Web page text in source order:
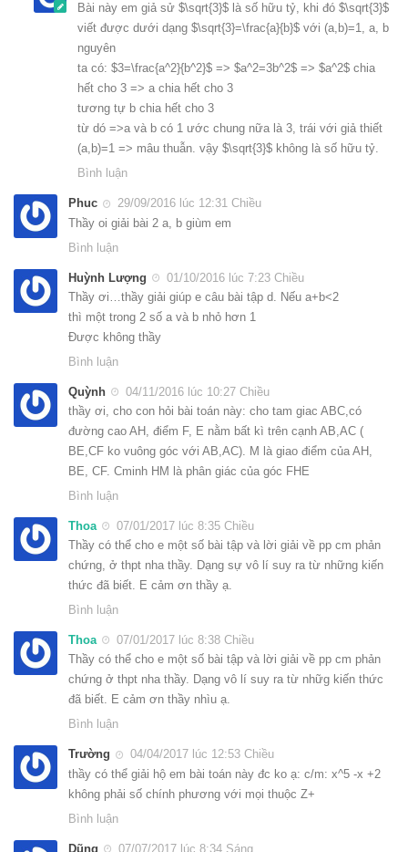
Bài này em giả sử $\sqrt{3}$ là số hữu tỷ, khi đó $\sqrt{3}$
viết được dưới dạng $\sqrt{3}=\frac{a}{b}$ với (a,b)=1, a, b
nguyên
ta có: $3=\frac{a^2}{b^2}$ => $a^2=3b^2$ => $a^2$ chia
hết cho 3 => a chia hết cho 3
tương tự b chia hết cho 3
từ dó =>a và b có 1 ước chung nữa là 3, trái với giả thiết
(a,b)=1 => mâu thuẫn. vậy $\sqrt{3}$ không là số hữu tỷ.
Bình luận
Phuc
29/09/2016 lúc 12:31 Chiều
Thầy oi giải bài 2 a, b giùm em
Bình luận
Huỳnh Lượng
01/10/2016 lúc 7:23 Chiều
Thầy ơi…thầy giải giúp e câu bài tập d. Nếu a+b<2
thì một trong 2 số a và b nhỏ hơn 1
Được không thầy
Bình luận
Quỳnh
04/11/2016 lúc 10:27 Chiều
thầy ơi, cho con hỏi bài toán này: cho tam giac ABC,có
đường cao AH, điểm F, E nằm bất kì trên cạnh AB,AC (
BE,CF ko vuông góc với AB,AC). M là giao điểm của AH,
BE, CF. Cminh HM là phân giác của góc FHE
Bình luận
Thoa
07/01/2017 lúc 8:35 Chiều
Thầy có thể cho e một số bài tập và lời giải về pp cm phản
chứng, ở thpt nha thầy. Dạng sự vô lí suy ra từ những kiến
thức đã biết. E cảm ơn thầy ạ.
Bình luận
Thoa
07/01/2017 lúc 8:38 Chiều
Thầy có thể cho e một số bài tập và lời giải về pp cm phản
chứng ở thpt nha thầy. Dạng vô lí suy ra từ nhữg kiến thức
đã biết. E cảm ơn thầy nhìu ạ.
Bình luận
Trường
04/04/2017 lúc 12:53 Chiều
thầy có thể giải hộ em bài toán này đc ko ạ: c/m: x^5 -x +2
không phải số chính phương với mọi thuộc Z+
Bình luận
Dũng 07/07/2017 lúc 8:34 Sáng